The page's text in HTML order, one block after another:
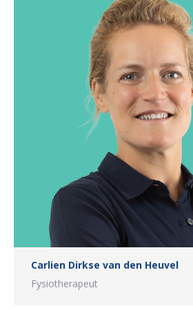
Carlien Dirkse van den Heuvel
Fysiotherapeut